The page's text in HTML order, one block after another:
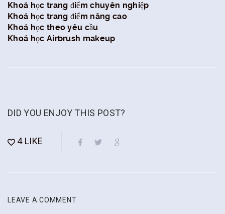
Khoá học trang điểm chuyên nghiệp
Khoá học trang điểm nâng cao
Khoá học theo yêu cầu
Khoá học Airbrush makeup
DID YOU ENJOY THIS POST?
4 LIKE
LEAVE A COMMENT